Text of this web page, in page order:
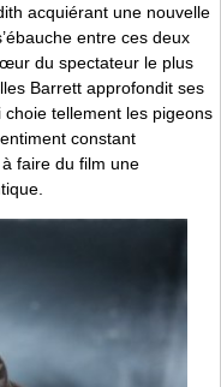
acquiérant une nouvelle
entre ces deux
du spectateur le plus
Barrett approfondit ses
tellement les pigeons
constant
faire du film une